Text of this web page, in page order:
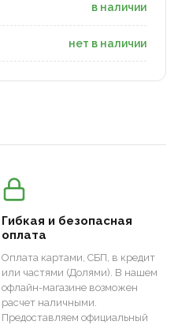
в наличии
нет в наличии
Гибкая и безопасная
оплата
Оплата картами, СБП, в кредит
или частями (Долями). В нашем
офлайн-магазине возможен
расчет наличными.
Предоставляем официальный